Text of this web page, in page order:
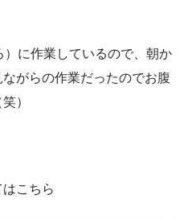
に作業しているので、朝か
がらの作業だったのでお腹
）
こちら